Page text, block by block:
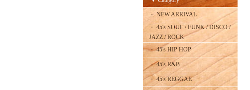
・ NEW ARRIVAL
・ 45's SOUL / FUNK / DISCO /
JAZZ / ROCK
・ 45's HIP HOP
・ 45's R&B
・ 45's REGGAE